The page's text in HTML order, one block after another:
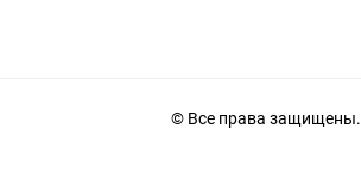
© Все права защищены.